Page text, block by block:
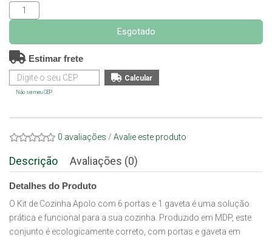
Esgotado
Estimar frete
Não sei meu CEP
0 avaliações / Avalie este produto
Descrição Avaliações (0)
Detalhes do Produto
O Kit de Cozinha Apolo com 6 portas e 1 gaveta é uma solução
prática e funcional para a sua cozinha. Produzido em MDP, este
conjunto é ecologicamente correto, com portas e gaveta em